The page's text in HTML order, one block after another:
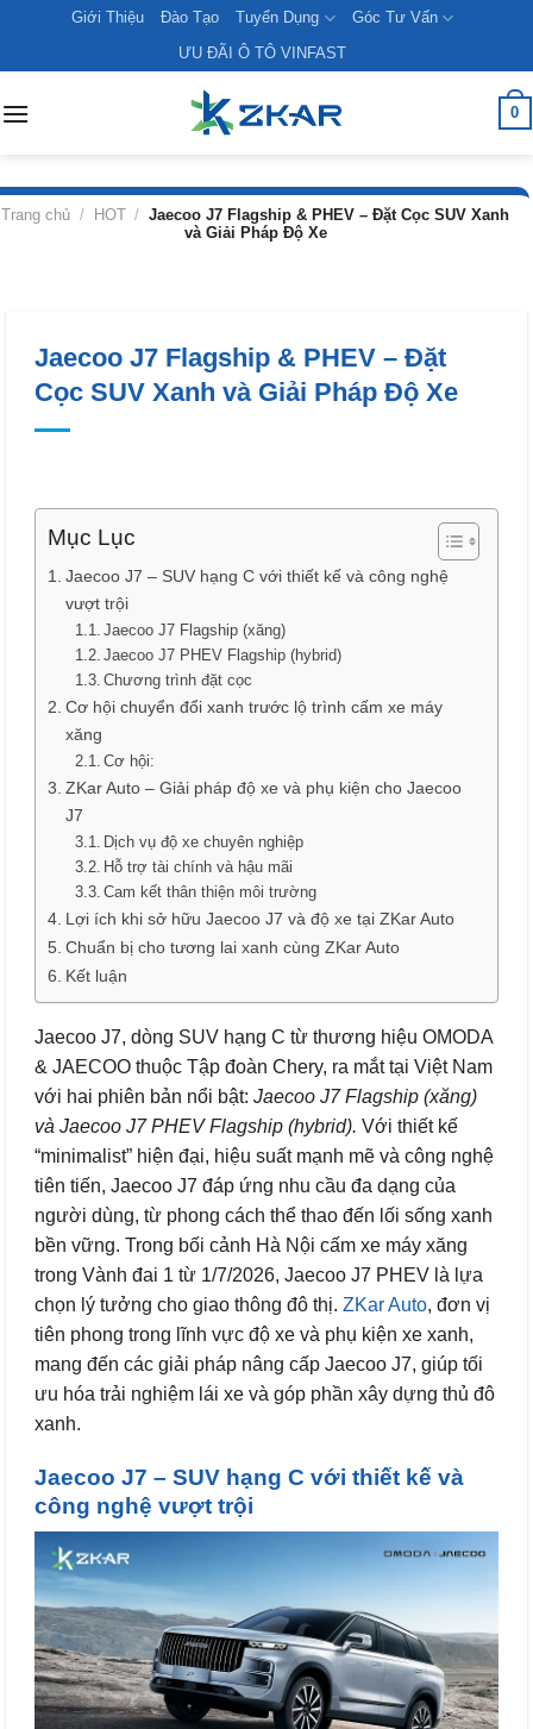
content
Giới Thiệu Đào Tạo Tuyển Dụng
Góc Tư Vấn
ƯU ĐÃI Ô TÔ VINFAST
0
Trang chủ / HOT / Jaecoo J7 Flagship & PHEV – Đặt Cọc SUV Xanh
và Giải Pháp Độ Xe
Jaecoo J7 Flagship & PHEV – Đặt
Cọc SUV Xanh và Giải Pháp Độ Xe
Mục Lục
Jaecoo J7 – SUV hạng C với thiết kế và công nghệ
vượt trội
Jaecoo J7 Flagship (xăng)
Jaecoo J7 PHEV Flagship (hybrid)
Chương trình đặt cọc
Cơ hội chuyển đổi xanh trước lộ trình cấm xe máy
xăng
Cơ hội:
ZKar Auto – Giải pháp độ xe và phụ kiện cho Jaecoo
J7
Dịch vụ độ xe chuyên nghiệp
Hỗ trợ tài chính và hậu mãi
Cam kết thân thiện môi trường
Lợi ích khi sở hữu Jaecoo J7 và độ xe tại ZKar Auto
Chuẩn bị cho tương lai xanh cùng ZKar Auto
Kết luận
Jaecoo J7, dòng SUV hạng C từ thương hiệu OMODA
& JAECOO thuộc Tập đoàn Chery, ra mắt tại Việt Nam
với hai phiên bản nổi bật: Jaecoo J7 Flagship (xăng)
và Jaecoo J7 PHEV Flagship (hybrid). Với thiết kế
“minimalist” hiện đại, hiệu suất mạnh mẽ và công nghệ
tiên tiến, Jaecoo J7 đáp ứng nhu cầu đa dạng của
người dùng, từ phong cách thể thao đến lối sống xanh
bền vững. Trong bối cảnh Hà Nội cấm xe máy xăng
trong Vành đai 1 từ 1/7/2026, Jaecoo J7 PHEV là lựa
chọn lý tưởng cho giao thông đô thị. ZKar Auto, đơn vị
tiên phong trong lĩnh vực độ xe và phụ kiện xe xanh,
mang đến các giải pháp nâng cấp Jaecoo J7, giúp tối
ưu hóa trải nghiệm lái xe và góp phần xây dựng thủ đô
xanh.
Jaecoo J7 – SUV hạng C với thiết kế và
công nghệ vượt trội